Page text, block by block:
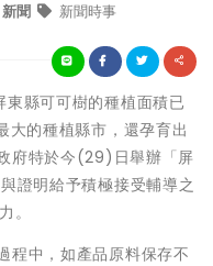
新聞 新聞時事
東縣可可樹的種植面積已
的種植縣市，還孕育出
府特於今(29)日舉辦「屏
證明給予積極接受輔導之
。
程中，如產品原料保存不